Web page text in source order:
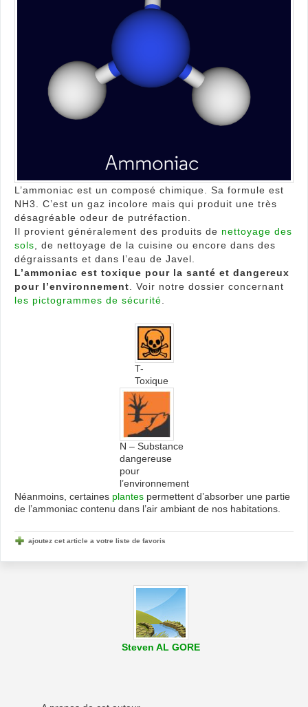
L’ammoniac est un composé chimique. Sa formule est
NH3. C’est un gaz incolore mais qui produit une très
désagréable odeur de putréfaction.
Il provient généralement des produits de nettoyage des
sols , de nettoyage de la cuisine ou encore dans des
dégraissants et dans l’eau de Javel.
L’ammoniac est toxique pour la santé et dangereux
pour l’environnement . Voir notre dossier concernant
les pictogrammes de sécurité
T-
Toxique
N – Substance
dangereuse
pour
l’environnement
Néanmoins, certaines plantes permettent d’absorber une partie
de l’ammoniac contenu dans l’air ambiant de nos habitations.
ajoutez cet article a votre liste de favoris
Steven AL GORE